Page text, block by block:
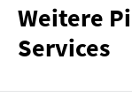
Weitere
Services